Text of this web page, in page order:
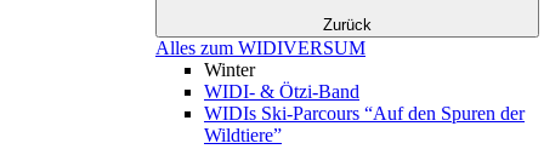
Zurück
Alles zum WIDIVERSUM
Winter
WIDI- & Ötzi-Band
WIDIs Ski-Parcours “Auf den Spuren der
Wildtiere”